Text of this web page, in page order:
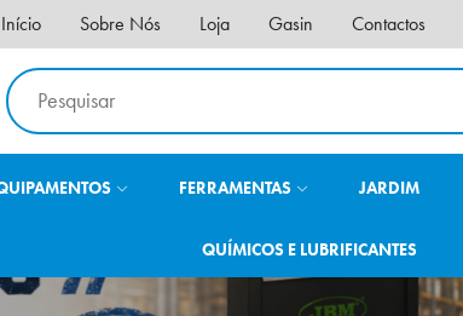
Início Sobre Nós Loja Gasin Contactos
FERRAMENTAS JARDIM
QUÍMICOS E LUBRIFICANTES